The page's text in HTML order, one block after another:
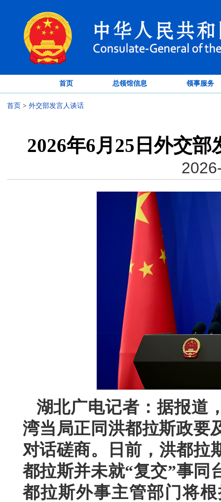
首页 总领馆信息 领事服务
首页 > 外交部发言人谈话
2026年6月25日外交
湖北广电记者：据报道
湾当局正同洪都拉斯政要
对话磋商。日前，洪都拉
都拉斯并未就“复交”事同
都拉斯外事主管部门将